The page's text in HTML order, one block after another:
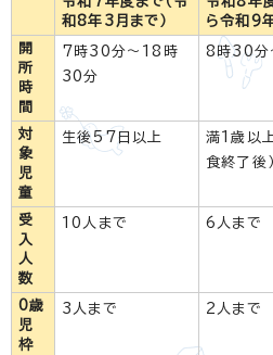
和8年3月まで）
ら令和9
開
所
時
間
7時30分～18時
30分
8時30分
対
象
児
童
生後57日以上
満1歳以
食終了後
受
入
人
数
10人まで 6人まで
0歳
児
枠
3人まで 2人まで